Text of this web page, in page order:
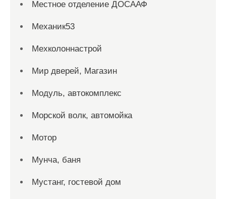
Местное отделение ДОСААФ
Механик53
Мехколоннастрой
Мир дверей, Магазин
Модуль, автокомплекс
Морской волк, автомойка
Мотор
Мунча, баня
Мустанг, гостевой дом